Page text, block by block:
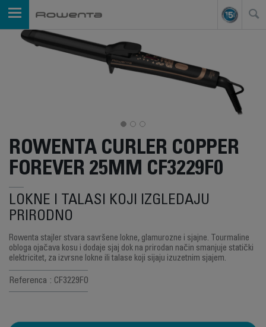
ROWENTA CURLER COPPER
FOREVER 25MM CF3229F0
LOKNE I TALASI KOJI IZGLEDAJU
PRIRODNO
Rowenta stajler stvara savršene lokne, glamurozne i sjajne. Tourmaline
obloga ojačava kosu i dodaje sjaj dok na prirodan način smanjuje statički
elektricitet, za izvrsne lokne ili talase koji sijaju izuzetnim sjajem.
Referenca : CF3229F0